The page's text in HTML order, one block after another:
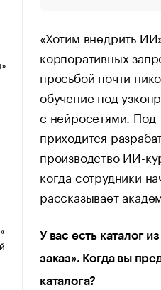
«Хотим внедрить
корпоративных
просьбой почти
обучение под
с нейросетями. Под
приходится
производство ИИ-
когда сотрудники
рассказывает
У вас есть каталог
заказ». Когда вы
каталога?